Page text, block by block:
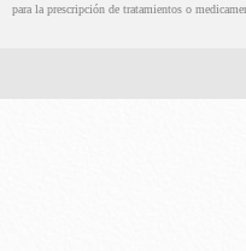
para la prescripción de tratamientos o